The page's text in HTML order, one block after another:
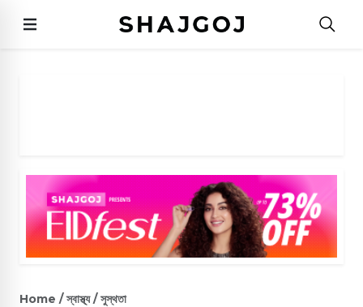
Home / স্বাস্থ্য / সুস্থতা